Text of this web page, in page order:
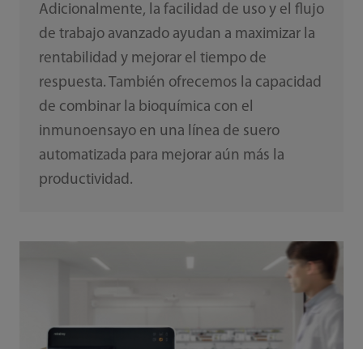
Adicionalmente, la facilidad de uso y el flujo
de trabajo avanzado ayudan a maximizar la
rentabilidad y mejorar el tiempo de
respuesta. También ofrecemos la capacidad
de combinar la bioquímica con el
inmunoensayo en una línea de suero
automatizada para mejorar aún más la
productividad.